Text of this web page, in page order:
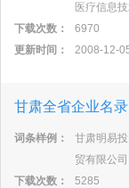
医疗信息
下载次数：
6970
更新时间：
2008-12-
甘肃全省企业名录
词条样例：
甘肃明易
贸有限公
下载次数：
5285